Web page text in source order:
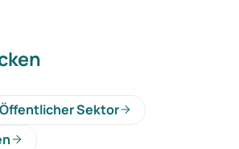
Öffentlicher Sektor